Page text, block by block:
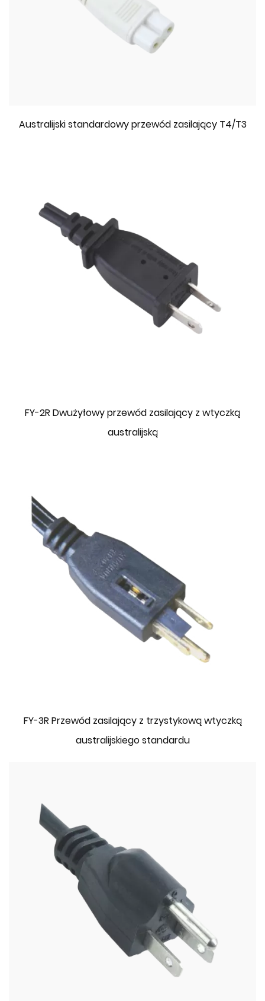
Australijski standardowy przewód zasilający T4/T3
FY-2R Dwużyłowy przewód zasilający z wtyczką
australijską
FY-3R Przewód zasilający z trzystykową wtyczką
australijskiego standardu